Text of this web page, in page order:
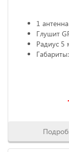
1 антенна
Глушит
Радиус 5